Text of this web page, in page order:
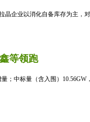
企业以消化自备库存为主
等领跑
；中标量（含入围）